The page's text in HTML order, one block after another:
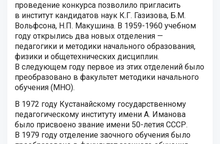
проведение конкурса позволило пригласить
в институт кандидатов наук К.Г. Газизова, Б.М.
Вольфсона, Н.П. Макушина. В 1959-1960 учебном
году открылись два новых отделения —
педагогики и методики начального образования,
физики и общетехнических дисциплин.
В следующем году первое из этих отделений было
преобразовано в факультет методики начального
обучения (МНО).
В 1972 году Кустанайскому государственному
педагогическому институту имени А. Иманова
было присвоено звание имени 50-летия СССР.
В 1979 году отделение заочного обучения было